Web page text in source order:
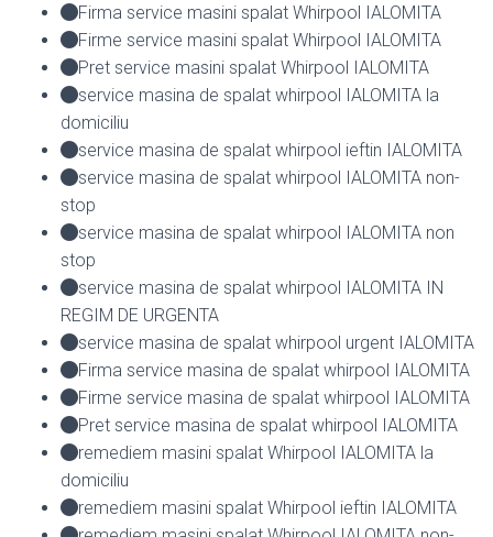
Firma service masini spalat Whirpool IALOMITA
Firme service masini spalat Whirpool IALOMITA
Pret service masini spalat Whirpool IALOMITA
service masina de spalat whirpool IALOMITA la
domiciliu
service masina de spalat whirpool ieftin IALOMITA
service masina de spalat whirpool IALOMITA non-
stop
service masina de spalat whirpool IALOMITA non
stop
service masina de spalat whirpool IALOMITA IN
REGIM DE URGENTA
service masina de spalat whirpool urgent IALOMITA
Firma service masina de spalat whirpool IALOMITA
Firme service masina de spalat whirpool IALOMITA
Pret service masina de spalat whirpool IALOMITA
remediem masini spalat Whirpool IALOMITA la
domiciliu
remediem masini spalat Whirpool ieftin IALOMITA